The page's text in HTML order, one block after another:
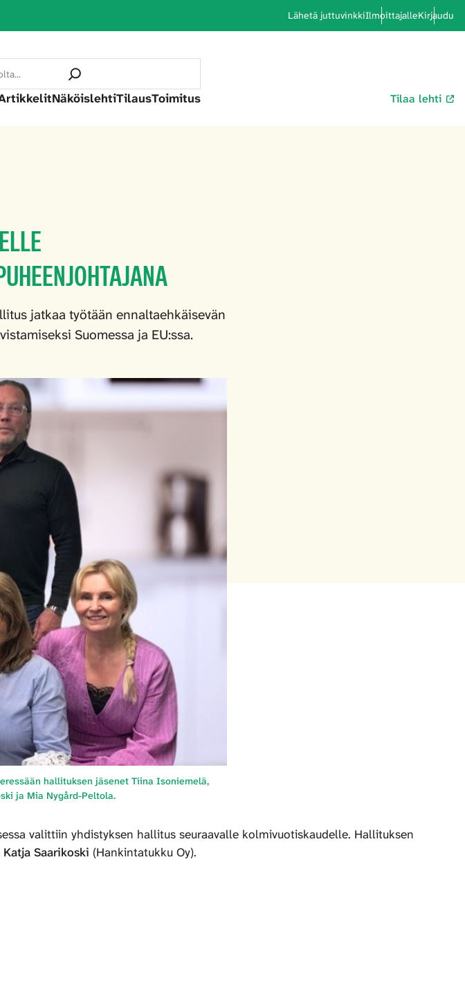
Lähetä juttuvinkkiIlmoittajalleKirjaudu
NäköislehtiTilausToimitus Tilaa lehti
jatkaa työtään ennaltaehkäisevän
Suomessa ja EU:ssa.
hallituksen jäsenet Tiina Isoniemelä,
ja Mia Nygård-Peltola.
valittiin yhdistyksen hallitus seuraavalle kolmivuotiskaudelle. Hallituksen
Katja Saarikoski (Hankintatukku Oy).